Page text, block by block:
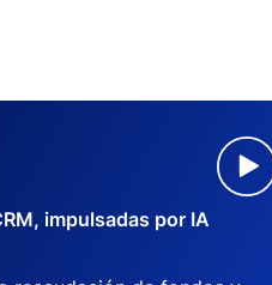
impulsadas por IA